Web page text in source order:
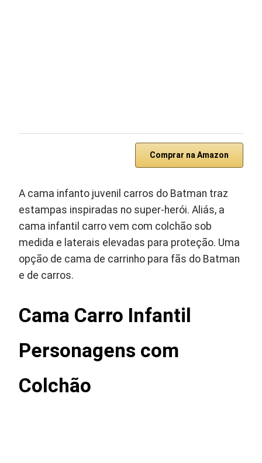
Comprar na Amazon
A cama infanto juvenil carros do Batman traz
estampas inspiradas no super-herói. Aliás, a
cama infantil carro vem com colchão sob
medida e laterais elevadas para proteção. Uma
opção de cama de carrinho para fãs do Batman
e de carros.
Cama Carro Infantil
Personagens com
Colchão